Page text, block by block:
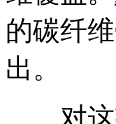
的碳纤
出。
对这